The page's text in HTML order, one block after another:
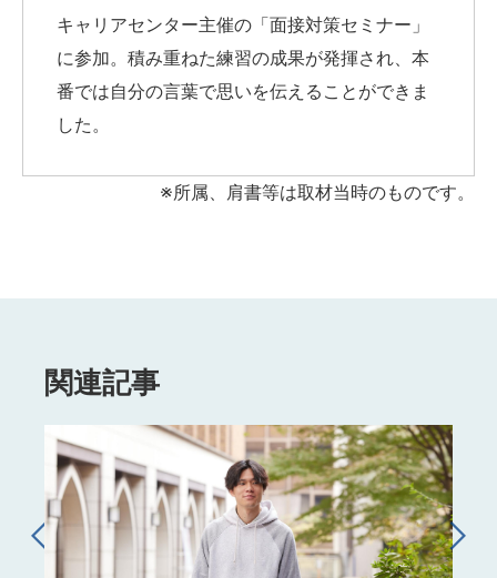
キャリアセンター主催の「面接対策セミナー」
に参加。積み重ねた練習の成果が発揮され、本
番では自分の言葉で思いを伝えることができま
した。
※所属、肩書等は取材当時のものです。
関連記事